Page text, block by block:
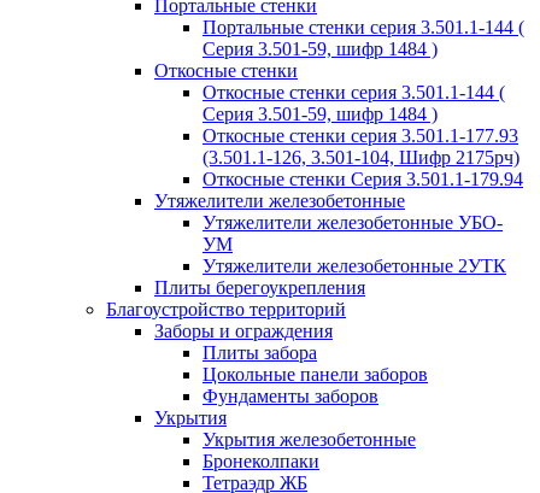
Портальные стенки
Портальные стенки серия 3.501.1-144 (
Серия 3.501-59, шифр 1484 )
Откосные стенки
Откосные стенки серия 3.501.1-144 (
Серия 3.501-59, шифр 1484 )
Откосные стенки серия 3.501.1-177.93
(3.501.1-126, 3.501-104, Шифр 2175рч)
Откосные стенки Серия 3.501.1-179.94
Утяжелители железобетонные
Утяжелители железобетонные УБО-
УМ
Утяжелители железобетонные 2УТК
Плиты берегоукрепления
Благоустройство территорий
Заборы и ограждения
Плиты забора
Цокольные панели заборов
Фундаменты заборов
Укрытия
Укрытия железобетонные
Бронеколпаки
Тетраэдр ЖБ